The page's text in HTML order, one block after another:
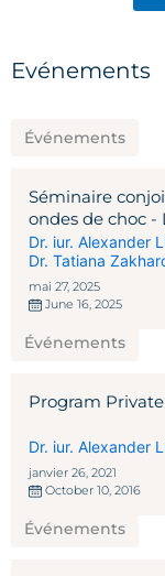
Evénements
Événements
Séminaire
ondes de choc
premières à
Dr. iur. Alexander
Dr. Tatiana
mai 27, 2025
June 16, 2025
Événements
Program
Dr. iur. Alexander
janvier 26, 2021
October 10, 2016
Événements